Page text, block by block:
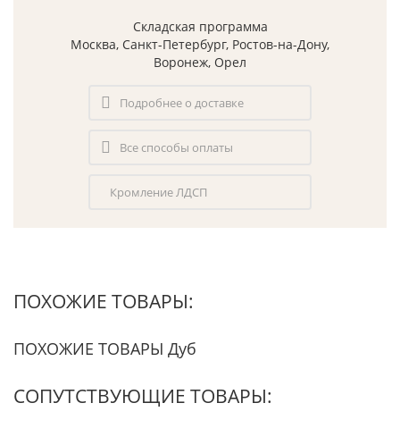
Складская программа
Москва, Санкт-Петербург, Ростов-на-Дону,
Воронеж, Орел
Подробнее о доставке
Все способы оплаты
Кромление ЛДСП
ПОХОЖИЕ ТОВАРЫ:
ПОХОЖИЕ ТОВАРЫ Дуб
СОПУТСТВУЮЩИЕ ТОВАРЫ: